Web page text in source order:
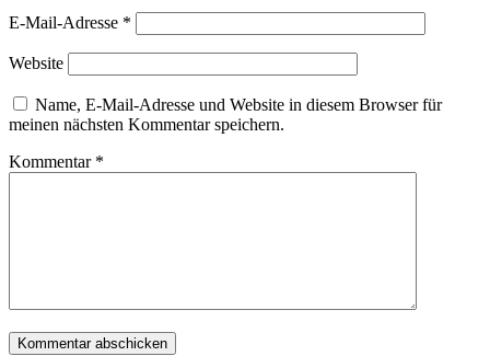
E-Mail-Adresse *
Website
Name, E-Mail-Adresse und Website in diesem Browser für
meinen nächsten Kommentar speichern.
Kommentar *